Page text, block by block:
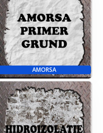
AMORSA